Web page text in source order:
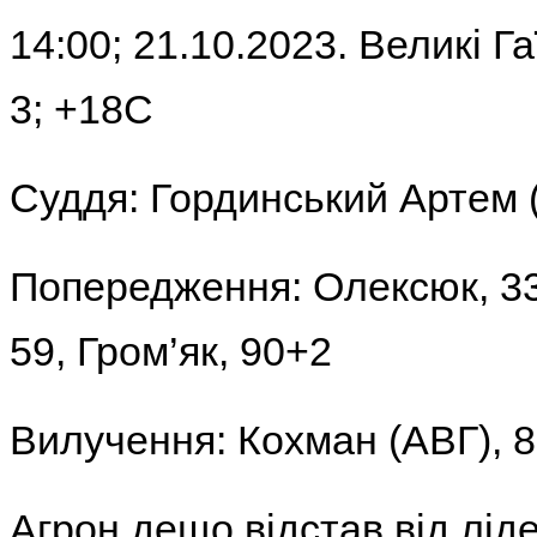
14:00; 21.10.2023. Великі
3; +18С
Суддя: Гординський Артем
Попередження: Олексюк,
59, Гром’як, 90+2
Вилучення: Кохман (АВГ),